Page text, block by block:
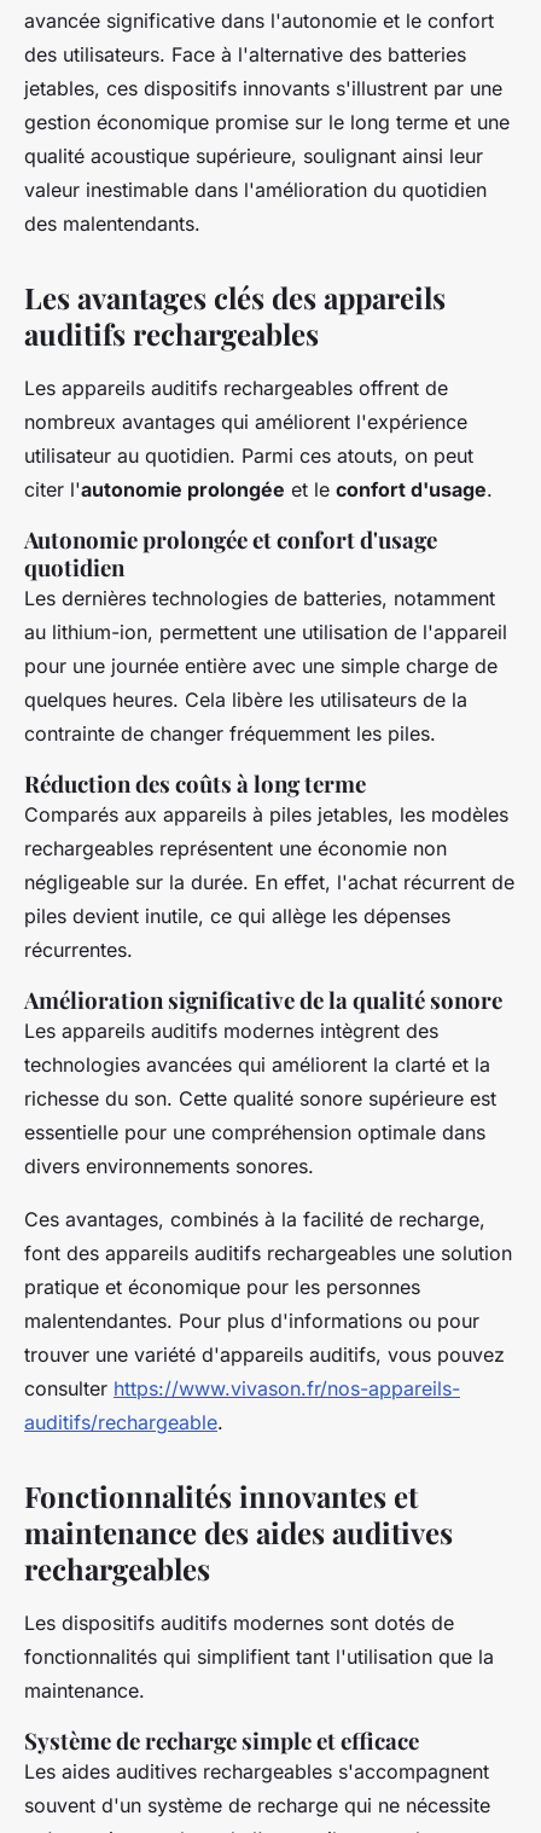
avancée significative dans l'autonomie et le confort
des utilisateurs. Face à l'alternative des batteries
jetables, ces dispositifs innovants s'illustrent par une
gestion économique promise sur le long terme et une
qualité acoustique supérieure, soulignant ainsi leur
valeur inestimable dans l'amélioration du quotidien
des malentendants.
Les avantages clés des appareils
auditifs rechargeables
Les appareils auditifs rechargeables offrent de
nombreux avantages qui améliorent l'expérience
utilisateur au quotidien. Parmi ces atouts, on peut
citer l'autonomie prolongée et le confort d'usage.
Autonomie prolongée et confort d'usage
quotidien
Les dernières technologies de batteries, notamment
au lithium-ion, permettent une utilisation de l'appareil
pour une journée entière avec une simple charge de
quelques heures. Cela libère les utilisateurs de la
contrainte de changer fréquemment les piles.
Réduction des coûts à long terme
Comparés aux appareils à piles jetables, les modèles
rechargeables représentent une économie non
négligeable sur la durée. En effet, l'achat récurrent de
piles devient inutile, ce qui allège les dépenses
récurrentes.
Amélioration significative de la qualité sonore
Les appareils auditifs modernes intègrent des
technologies avancées qui améliorent la clarté et la
richesse du son. Cette qualité sonore supérieure est
essentielle pour une compréhension optimale dans
divers environnements sonores.
Ces avantages, combinés à la facilité de recharge,
font des appareils auditifs rechargeables une solution
pratique et économique pour les personnes
malentendantes. Pour plus d'informations ou pour
trouver une variété d'appareils auditifs, vous pouvez
consulter https://www.vivason.fr/nos-appareils-
auditifs/rechargeable.
Fonctionnalités innovantes et
maintenance des aides auditives
rechargeables
Les dispositifs auditifs modernes sont dotés de
fonctionnalités qui simplifient tant l'utilisation que la
maintenance.
Système de recharge simple et efficace
Les aides auditives rechargeables s'accompagnent
souvent d'un système de recharge qui ne nécessite